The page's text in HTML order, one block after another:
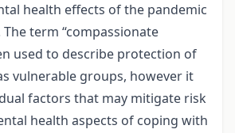
health effects of the pandemic
term “compassionate
used to describe protection of
vulnerable groups, however it
factors that may mitigate risk
health aspects of coping with